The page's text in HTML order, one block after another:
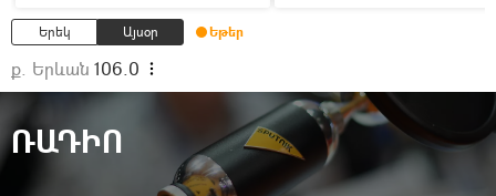
Երեկ Այսօր Եթեր
ք. Երևան 106.0
ՌԱԴԻՈ